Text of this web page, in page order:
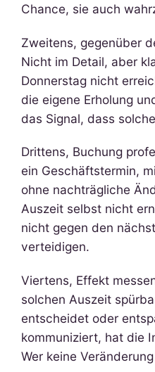
Chance, sie auch
Zweitens, gegenüber
Nicht im Detail, aber
Donnerstag nicht
die eigene Erholung
das Signal, dass
Drittens, Buchung
ein Geschäftstermin,
ohne nachträgliche
Auszeit selbst nicht
nicht gegen den
verteidigen.
Viertens, Effekt
solchen Auszeit
entscheidet oder
kommuniziert, hat die
Wer keine